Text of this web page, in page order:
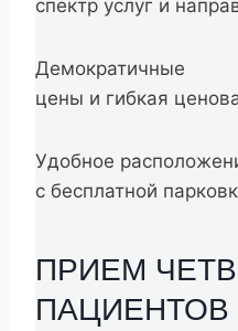
спектр услуг и
Демократичные
цены и гибкая
Удобное
с бесплатной
ПРИЕМ
ПАЦИЕНТОВ